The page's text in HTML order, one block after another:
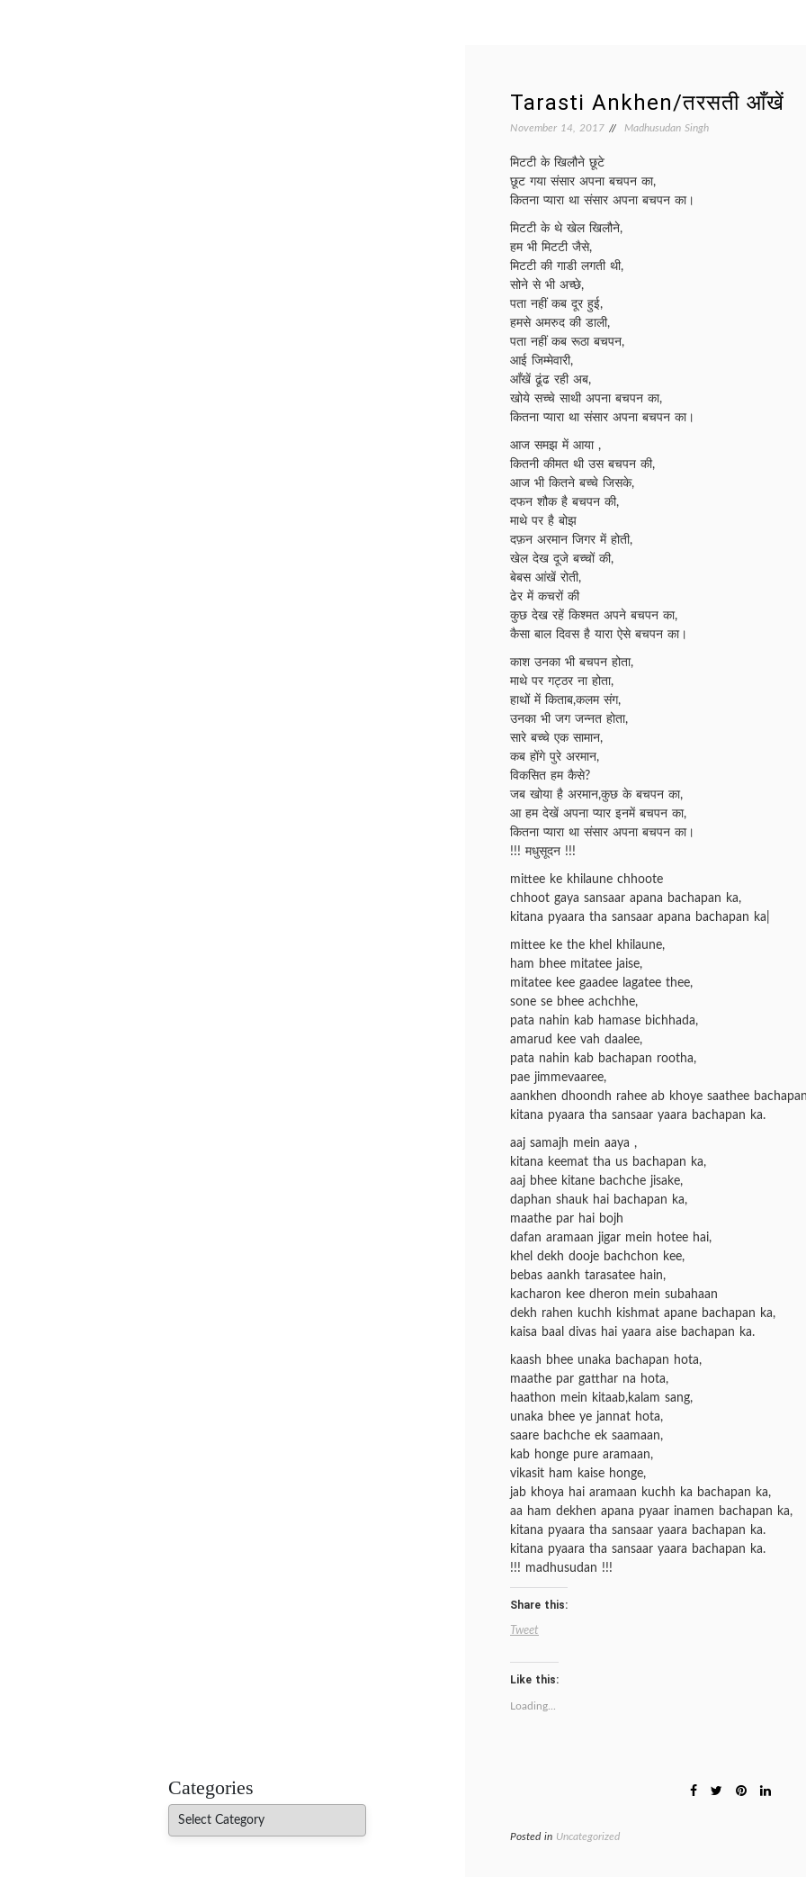
Categories
Categories
Tarasti Ankhen/तरसती आँखें
November 14, 2017 Madhusudan Singh
मिटटी के खिलौने छूटे
छूट गया संसार अपना बचपन का,
कितना प्यारा था संसार अपना बचपन का।
मिटटी के थे खेल खिलौने,
हम भी मिटटी जैसे,
मिटटी की गाडी लगती थी,
सोने से भी अच्छे,
पता नहीं कब दूर हुई,
हमसे अमरुद की डाली,
पता नहीं कब रूठा बचपन,
आई जिम्मेवारी,
आँखें ढूंढ रही अब,
खोये सच्चे साथी अपना बचपन का,
कितना प्यारा था संसार अपना बचपन का।
आज समझ में आया ,
कितनी कीमत थी उस बचपन की,
आज भी कितने बच्चे जिसके,
दफन शौक है बचपन की,
माथे पर है बोझ
दफ़न अरमान जिगर में होती,
खेल देख दूजे बच्चों की,
बेबस आंखें रोती,
ढेर में कचरों की
कुछ देख रहें किश्मत अपने बचपन का,
कैसा बाल दिवस है यारा ऐसे बचपन का।
काश उनका भी बचपन होता,
माथे पर गट्ठर ना होता,
हाथों में किताब,कलम संग,
उनका भी जग जन्नत होता,
सारे बच्चे एक सामान,
कब होंगे पुरे अरमान,
विकसित हम कैसे?
जब खोया है अरमान,कुछ के बचपन का,
आ हम देखें अपना प्यार इनमें बचपन का,
कितना प्यारा था संसार अपना बचपन का।
!!! मधुसूदन !!!
mittee ke khilaune chhoote
chhoot gaya sansaar apana bachapan ka,
kitana pyaara tha sansaar apana bachapan ka|
mittee ke the khel khilaune,
ham bhee mitatee jaise,
mitatee kee gaadee lagatee thee,
sone se bhee achchhe,
pata nahin kab hamase bichhada,
amarud kee vah daalee,
pata nahin kab bachapan rootha,
pae jimmevaaree,
aankhen dhoondh rahee ab khoye saathee
kitana pyaara tha sansaar yaara bachapan ka.
aaj samajh mein aaya ,
kitana keemat tha us bachapan ka,
aaj bhee kitane bachche jisake,
daphan shauk hai bachapan ka,
maathe par hai bojh
dafan aramaan jigar mein hotee hai,
khel dekh dooje bachchon kee,
bebas aankh tarasatee hain,
kacharon kee dheron mein subahaan
dekh rahen kuchh kishmat apane bachapan ka,
kaisa baal divas hai yaara aise bachapan ka.
kaash bhee unaka bachapan hota,
maathe par gatthar na hota,
haathon mein kitaab,kalam sang,
unaka bhee ye jannat hota,
saare bachche ek saamaan,
kab honge pure aramaan,
vikasit ham kaise honge,
jab khoya hai aramaan kuchh ka bachapan ka,
aa ham dekhen apana pyaar inamen bachapan ka,
kitana pyaara tha sansaar yaara bachapan ka.
kitana pyaara tha sansaar yaara bachapan ka.
!!! madhusudan !!!
Share this:
Tweet
Like this:
Loading...
Posted in Uncategorized